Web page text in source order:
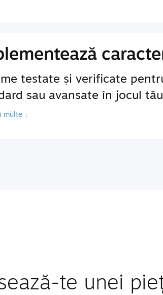
testate și verificate
sau avansate în jocul
multe ↓
te unei